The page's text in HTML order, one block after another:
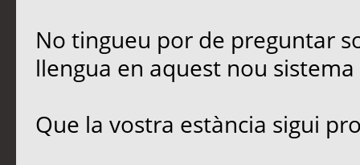
No tingueu por de preguntar
llengua en aquest nou
Que la vostra estància sigui